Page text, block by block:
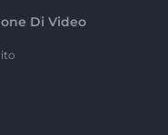
Di Video